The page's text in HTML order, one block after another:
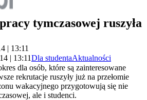
tymczasowej ruszyła
| 13:11
| 13:11Dla studentaAktualności
dla osób, które są zainteresowane
rekrutacje ruszyły już na przełomie
wakacyjnego przygotowują się nie
ale i studenci.